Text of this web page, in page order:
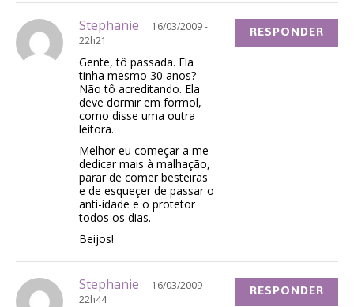
Stephanie
16/03/2009 -
22h21
Gente, tô passada. Ela
tinha mesmo 30 anos?
Não tô acreditando. Ela
deve dormir em formol,
como disse uma outra
leitora.
Melhor eu começar a me
dedicar mais à malhação,
parar de comer besteiras
e de esqueçer de passar o
anti-idade e o protetor
todos os dias.
Beijos!
RESPONDER
Stephanie
16/03/2009 -
22h44
RESPONDER